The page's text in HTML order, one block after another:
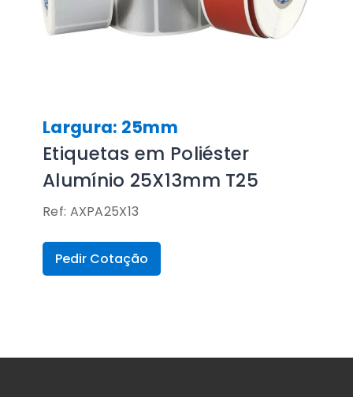
Largura: 25mm
Etiquetas em Poliéster
Alumínio 25X13mm T25
Ref: AXPA25X13
Pedir Cotação